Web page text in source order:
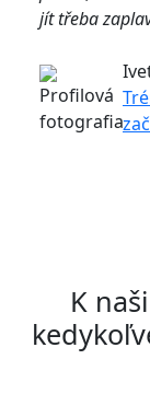
jít třeba
K